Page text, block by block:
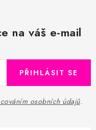
na váš e-mail
osobních údajů.
PŘIHLÁSIT SE